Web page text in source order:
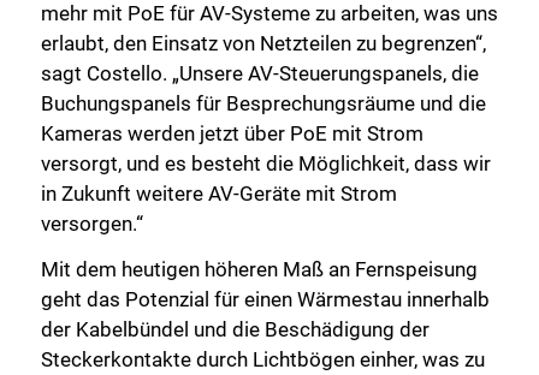
mehr mit PoE für AV-Systeme zu arbeiten, was uns
erlaubt, den Einsatz von Netzteilen zu begrenzen“,
sagt Costello. „Unsere AV-Steuerungspanels, die
Buchungspanels für Besprechungsräume und die
Kameras werden jetzt über PoE mit Strom
versorgt, und es besteht die Möglichkeit, dass wir
in Zukunft weitere AV-Geräte mit Strom
versorgen.“
Mit dem heutigen höheren Maß an Fernspeisung
geht das Potenzial für einen Wärmestau innerhalb
der Kabelbündel und die Beschädigung der
Steckerkontakte durch Lichtbögen einher, was zu